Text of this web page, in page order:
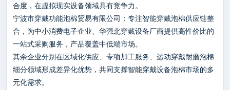
合度，在虚拟现实设备领域具有竞争力。
宁波市穿戴功能泡棉贸易有限公司：专注智能穿戴泡棉供应链整
合，为中小消费电子企业、华强北穿戴设备厂商提供高性价比的
一站式采购服务，产品覆盖中低端市场。
其余企业分别在区域化供应、专项加工服务、运动穿戴耐磨泡棉
细分领域形成差异化优势，共同支撑智能穿戴设备泡棉市场的多
元化需求。